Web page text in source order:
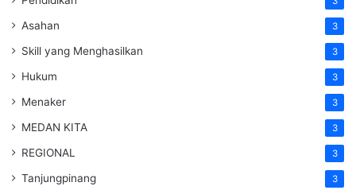
Asahan 3
Skill yang Menghasilkan 3
Hukum 3
Menaker 3
MEDAN KITA 3
REGIONAL 3
Tanjungpinang 3